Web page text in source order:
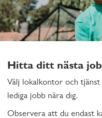
Hitta ditt nästa
Välj lokalkontor och
lediga jobb nära dig.
Observera att du endast